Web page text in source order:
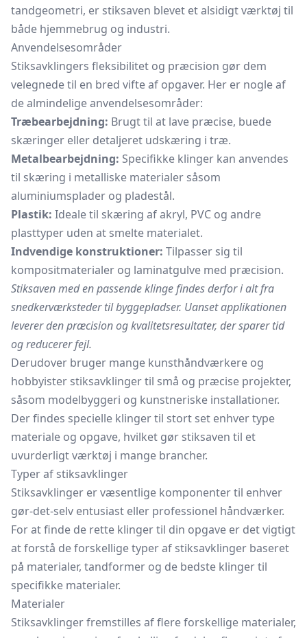
tandgeometri, er stiksaven blevet et alsidigt værktøj til
både hjemmebrug og industri.
Anvendelsesområder
Stiksavklingers fleksibilitet og præcision gør dem
velegnede til en bred vifte af opgaver. Her er nogle af
de almindelige anvendelsesområder:
Træbearbejdning: Brugt til at lave præcise, buede
skæringer eller detaljeret udskæring i træ.
Metalbearbejdning: Specifikke klinger kan anvendes
til skæring i metalliske materialer såsom
aluminiumsplader og pladestål.
Plastik: Ideale til skæring af akryl, PVC og andre
plasttyper uden at smelte materialet.
Indvendige konstruktioner: Tilpasser sig til
kompositmaterialer og laminatgulve med præcision.
Stiksaven med en passende klinge findes derfor i alt fra
snedkerværksteder til byggepladser. Uanset applikationen
leverer den præcision og kvalitetsresultater, der sparer tid
og reducerer fejl.
Derudover bruger mange kunsthåndværkere og
hobbyister stiksavklinger til små og præcise projekter,
såsom modelbyggeri og kunstneriske installationer.
Der findes specielle klinger til stort set enhver type
materiale og opgave, hvilket gør stiksaven til et
uvurderligt værktøj i mange brancher.
Typer af stiksavklinger
Stiksavklinger er væsentlige komponenter til enhver
gør-det-selv entusiast eller professionel håndværker.
For at finde de rette klinger til din opgave er det vigtigt
at forstå de forskellige typer af stiksavklinger baseret
på materialer, tandformer og de bedste klinger til
specifikke materialer.
Materialer
Stiksavklinger fremstilles af flere forskellige materialer,